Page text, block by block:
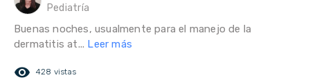
Pediatría
Buenas noches, usualmente para el manejo de la
dermatitis at... Leer más
remove_red_eye 428 vistas